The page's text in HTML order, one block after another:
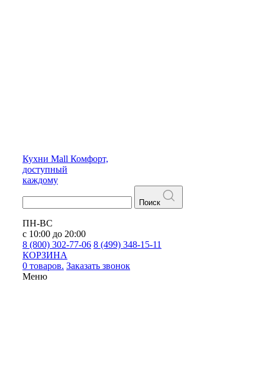
Кухни Mall Комфорт,
доступный
каждому
Поиск
ПН-ВС
с 10:00 до 20:00
8 (800) 302-77-06 8 (499) 348-15-11
КОРЗИНА
0 товаров. Заказать звонок
Меню